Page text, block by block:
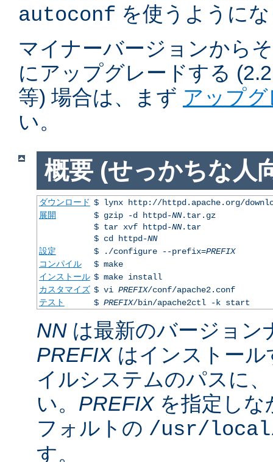
autoconf を使うように
マイナーバージョンから
にアップグレードする
等) 場合は、まず アップ
い。
概要 (せっかちな人
ダウンロード $ lynx http://httpd.apache.org/
展開
$ gzip -d httpd-NN.tar.gz
$ tar xvf httpd-NN.tar
$ cd httpd-NN
設定
$ ./configure --prefix=PREFIX
コンパイル
$ make
インストール $ make install
カスタマイズ $ vi PREFIX/conf/apache2.conf
テスト
$ PREFIX/bin/apache2ctl -k start
NN は最新のバージョン
PREFIXはインストール
イルシステムのパスに
い。 PREFIXを指定しな
フォルトの /usr/local/
す。